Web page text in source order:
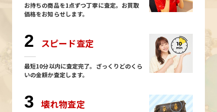
お持ちの商品を1点ずつ丁寧に査定。お買取
価格をお知らせします。
2 スピード査定
最短10分以内に査定完了。ざっくりどのくら
いの金額か査定します。
3 壊れ物査定